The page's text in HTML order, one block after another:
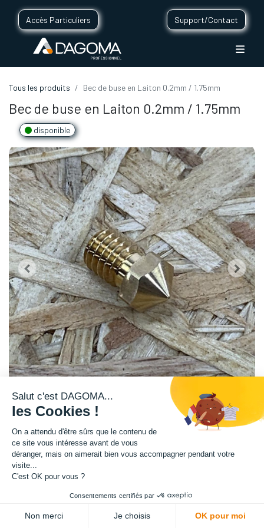
Accès Particuliers Support/Contact
Tous les produits Bec de buse en Laiton 0.2mm / 1.75mm
Bec de buse en Laiton 0.2mm / 1.75mm
disponible
Ce bec de buse en laiton 0.20 mm, imprime des filaments de 1.75 mm.
Dagoma vous permet de changer votre bec de buse vous-même.
Attention l'opération de modification de buse est à faire, seulement si
vous avez les connaissances nécessaires pour le faire vous-même. En
cas de dégradation de votre imprimante, vous perdrez automatiquement
la garantie et au service après-vente Dagoma. En cas de questions, nous
Salut c'est DAGOMA...
les Cookies !
On a attendu d'être sûrs que le contenu de
ce site vous intéresse avant de vous
déranger, mais on aimerait bien vous accompagner pendant votre
visite...
C'est OK pour vous ?
Consentements certifiés par
Non merci Je choisis OK pour moi